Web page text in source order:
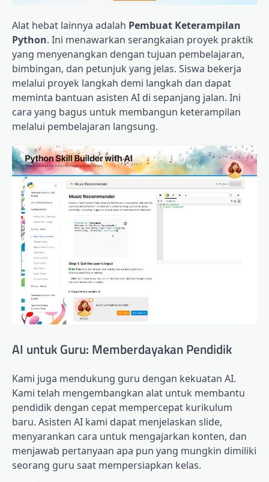
Alat hebat lainnya adalah Pembuat Keterampilan
Python. Ini menawarkan serangkaian proyek praktik
yang menyenangkan dengan tujuan pembelajaran,
bimbingan, dan petunjuk yang jelas. Siswa bekerja
melalui proyek langkah demi langkah dan dapat
meminta bantuan asisten AI di sepanjang jalan. Ini
cara yang bagus untuk membangun keterampilan
melalui pembelajaran langsung.
AI untuk Guru: Memberdayakan Pendidik
Kami juga mendukung guru dengan kekuatan AI.
Kami telah mengembangkan alat untuk membantu
pendidik dengan cepat mempercepat kurikulum
baru. Asisten AI kami dapat menjelaskan slide,
menyarankan cara untuk mengajarkan konten, dan
menjawab pertanyaan apa pun yang mungkin dimiliki
seorang guru saat mempersiapkan kelas.